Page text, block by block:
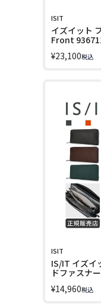
ISIT
イズイット
Front
¥23,100税込
ISIT
IS/IT イズイ
ドファスナ
¥14,960税込